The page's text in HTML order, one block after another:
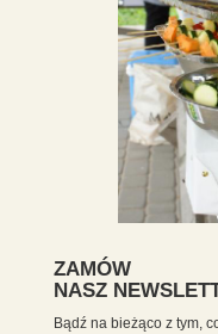
ZAMÓW
NASZ
Bądź na bieżąco z tym,